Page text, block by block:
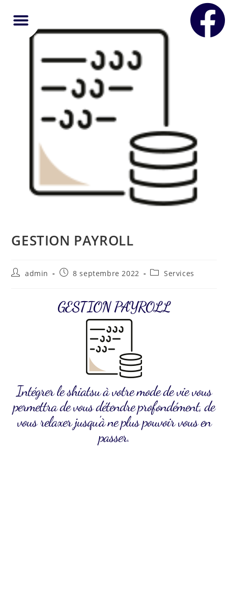
GESTION PAYROLL
admin 8 septembre 2022 Services
GESTION PAYROLL
Intégrer le shiatsu à votre mode de vie vous
permettra de vous détendre profondément, de
vous relaxer jusqu'à ne plus pouvoir vous en
passer.